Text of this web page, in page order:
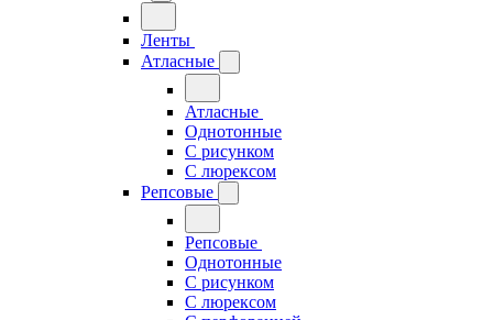
Ленты
Атласные
Атласные
Однотонные
С рисунком
С люрексом
Репсовые
Репсовые
Однотонные
С рисунком
С люрексом